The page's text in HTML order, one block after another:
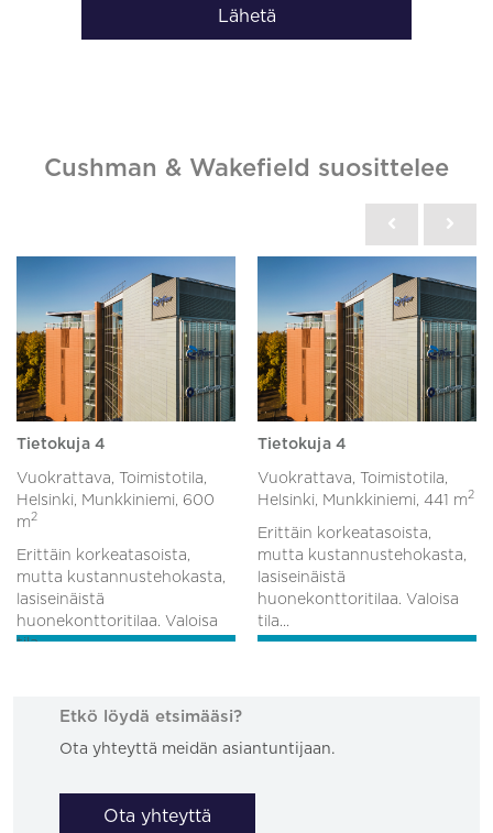
Lähetä
Cushman & Wakefield suosittelee
Tietokuja 4
Vuokrattava, Toimistotila,
Helsinki, Munkkiniemi, 600
m2
Erittäin korkeatasoista,
mutta kustannustehokasta,
lasiseinäistä
huonekonttoritilaa. Valoisa
tila...
Tietokuja 4
Vuokrattava, Toimistotila,
Helsinki, Munkkiniemi, 441 m2
Erittäin korkeatasoista,
mutta kustannustehokasta,
lasiseinäistä
huonekonttoritilaa. Valoisa
tila...
Etkö löydä etsimääsi?
Ota yhteyttä meidän asiantuntijaan.
Ota yhteyttä